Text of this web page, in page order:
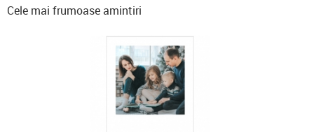
Cele mai frumoase amintiri